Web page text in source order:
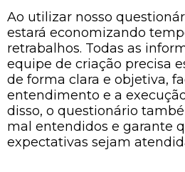
Ao utilizar nosso
estará economizando
retrabalhos. Todas as
equipe de criação precisa
de forma clara e objetiva,
entendimento e a
disso, o questionário
mal entendidos e garante
expectativas sejam